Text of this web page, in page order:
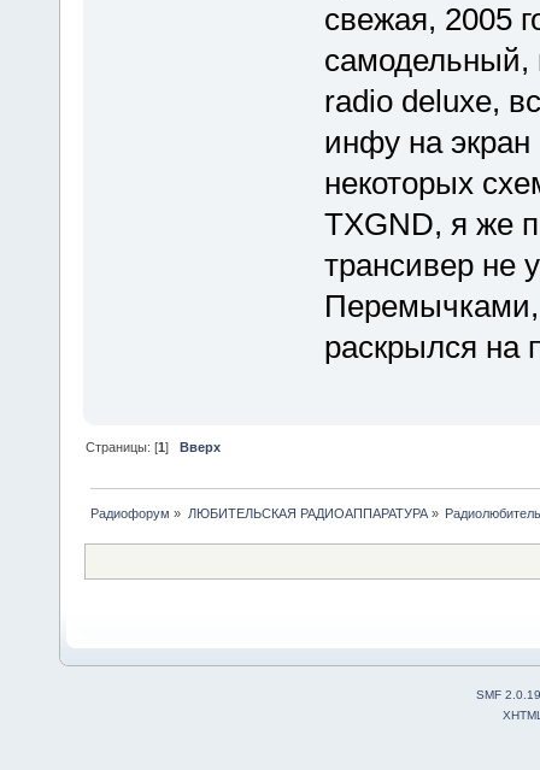
свежая, 2005
самодельный,
radio deluxe,
инфу на
некоторых
TXGND, я же
трансивер не
Перемычками,
раскрылся на
Страницы: [1]Вверх
Радиофорум » ЛЮБИТЕЛЬСКАЯ РАДИОАППАРАТУРА»
SMF 2.0.19